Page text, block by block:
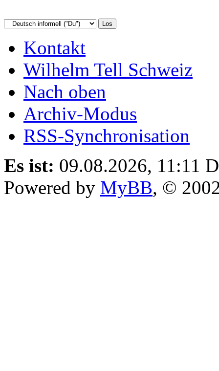
Kontakt
Wilhelm Tell Schweiz
Nach oben
Archiv-Modus
RSS-Synchronisation
Es ist: 09.08.2026, 11:11
Powered by MyBB, ©